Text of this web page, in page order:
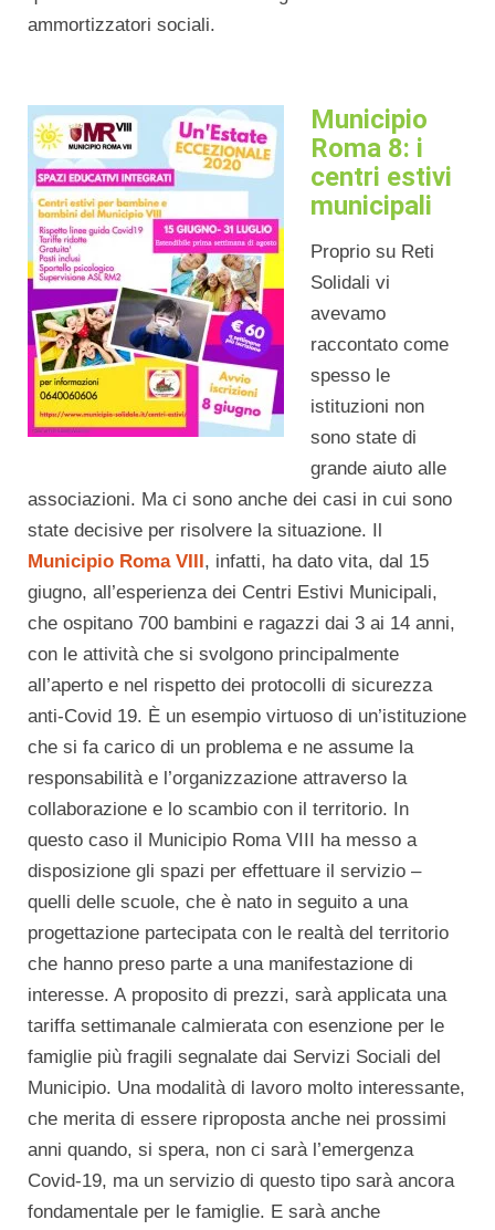
ammortizzatori sociali.
Municipio
Roma 8: i
centri estivi
municipali
Proprio su Reti
Solidali vi
avevamo
raccontato come
spesso le
istituzioni non
sono state di
grande aiuto alle
associazioni. Ma ci sono anche dei casi in cui sono
state decisive per risolvere la situazione. Il
Municipio Roma VIII, infatti, ha dato vita, dal 15
giugno, all’esperienza dei Centri Estivi Municipali,
che ospitano 700 bambini e ragazzi dai 3 ai 14 anni,
con le attività che si svolgono principalmente
all’aperto e nel rispetto dei protocolli di sicurezza
anti-Covid 19. È un esempio virtuoso di un’istituzione
che si fa carico di un problema e ne assume la
responsabilità e l’organizzazione attraverso la
collaborazione e lo scambio con il territorio. In
questo caso il Municipio Roma VIII ha messo a
disposizione gli spazi per effettuare il servizio –
quelli delle scuole, che è nato in seguito a una
progettazione partecipata con le realtà del territorio
che hanno preso parte a una manifestazione di
interesse. A proposito di prezzi, sarà applicata una
tariffa settimanale calmierata con esenzione per le
famiglie più fragili segnalate dai Servizi Sociali del
Municipio. Una modalità di lavoro molto interessante,
che merita di essere riproposta anche nei prossimi
anni quando, si spera, non ci sarà l’emergenza
Covid-19, ma un servizio di questo tipo sarà ancora
fondamentale per le famiglie. E sarà anche